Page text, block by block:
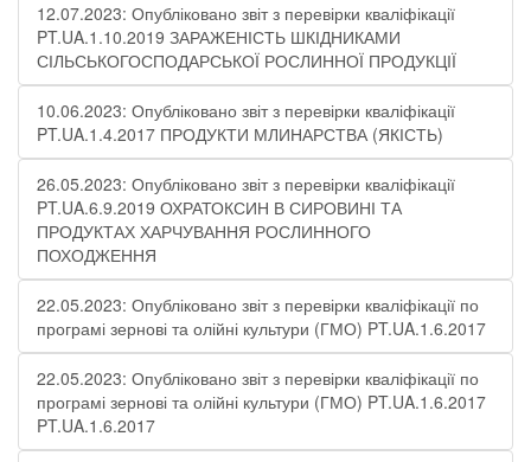
12.07.2023: Опубліковано звіт з перевірки кваліфікації
PT.UA.1.10.2019 ЗАРАЖЕНІСТЬ ШКІДНИКАМИ
СІЛЬСЬКОГОСПОДАРСЬКОЇ РОСЛИННОЇ ПРОДУКЦІЇ
10.06.2023: Опубліковано звіт з перевірки кваліфікації
PT.UA.1.4.2017 ПРОДУКТИ МЛИНАРСТВА (ЯКІСТЬ)
26.05.2023: Опубліковано звіт з перевірки кваліфікації
PT.UA.6.9.2019 ОХРАТОКСИН В СИРОВИНІ ТА
ПРОДУКТАХ ХАРЧУВАННЯ РОСЛИННОГО
ПОХОДЖЕННЯ
22.05.2023: Опубліковано звіт з перевірки кваліфікації по
програмі зернові та олійні культури (ГМО) PT.UA.1.6.2017
22.05.2023: Опубліковано звіт з перевірки кваліфікації по
програмі зернові та олійні культури (ГМО) PT.UA.1.6.2017
PT.UA.1.6.2017